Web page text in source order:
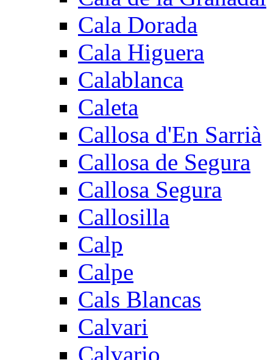
Cala Dorada
Cala Higuera
Calablanca
Caleta
Callosa d'En Sarrià
Callosa de Segura
Callosa Segura
Callosilla
Calp
Calpe
Cals Blancas
Calvari
Calvario